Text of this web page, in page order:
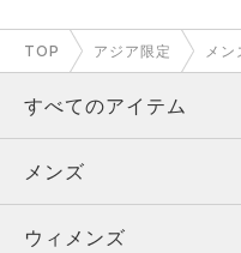
TOP アジア限定 メン
すべてのアイテム
メンズ
ウィメンズ
メンズ
トップス
ウィメンズ